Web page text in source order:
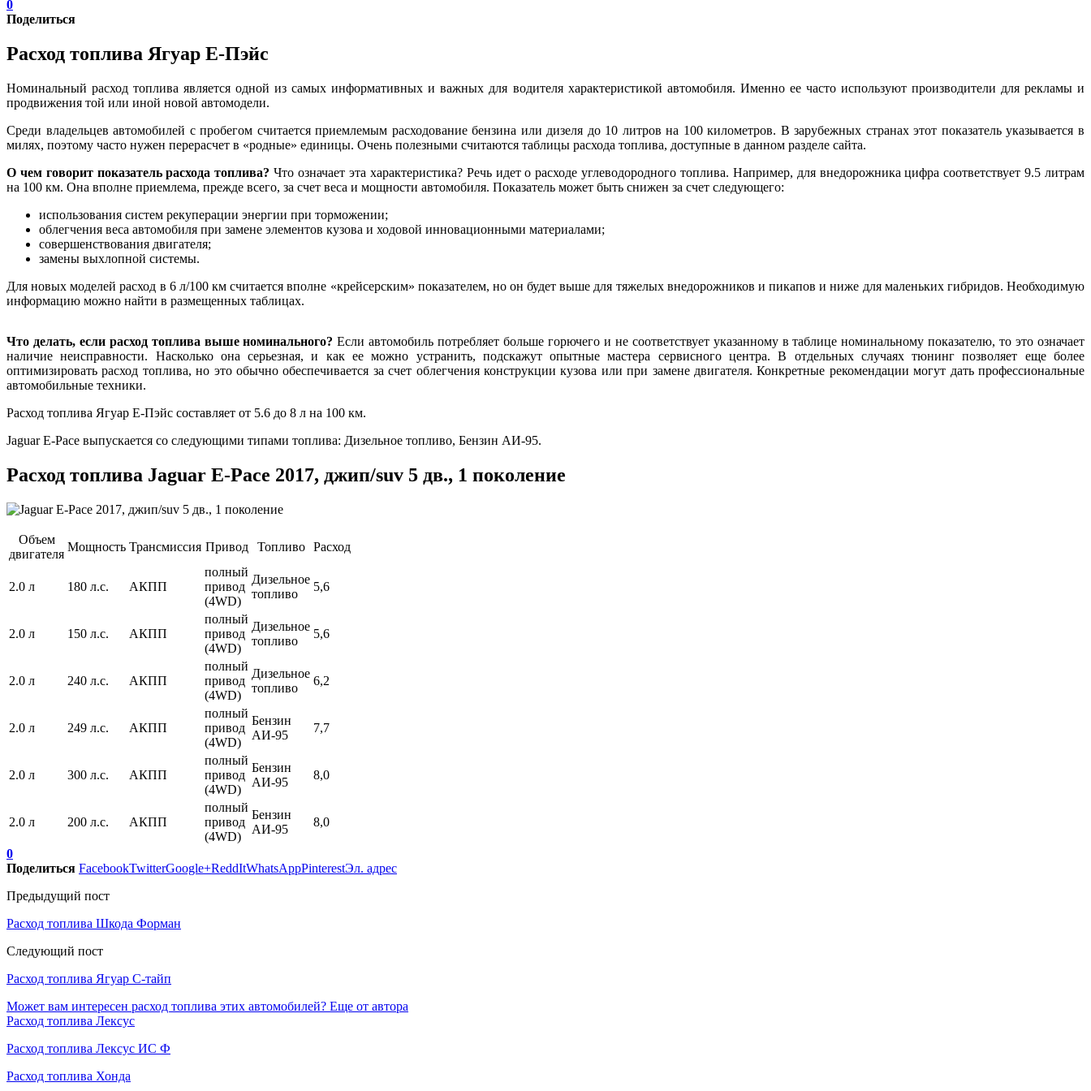
0
Поделиться
Расход топлива Ягуар Е-Пэйс
Номинальный расход топлива является одной из самых информативных и важных для водителя характеристикой автомобиля. Именно ее часто используют производители для рекламы и
продвижения той или иной новой автомодели.
Среди владельцев автомобилей с пробегом считается приемлемым расходование бензина или дизеля до 10 литров на 100 километров. В зарубежных странах этот показатель указывается в
милях, поэтому часто нужен перерасчет в «родные» единицы. Очень полезными считаются таблицы расхода топлива, доступные в данном разделе сайта.
О чем говорит показатель расхода топлива? Что означает эта характеристика? Речь идет о расходе углеводородного топлива. Например, для внедорожника цифра соответствует 9.5 литрам
на 100 км. Она вполне приемлема, прежде всего, за счет веса и мощности автомобиля. Показатель может быть снижен за счет следующего:
использования систем рекуперации энергии при торможении;
облегчения веса автомобиля при замене элементов кузова и ходовой инновационными материалами;
совершенствования двигателя;
замены выхлопной системы.
Для новых моделей расход в 6 л/100 км считается вполне «крейсерским» показателем, но он будет выше для тяжелых внедорожников и пикапов и ниже для маленьких гибридов. Необходимую
информацию можно найти в размещенных таблицах.
Что делать, если расход топлива выше номинального? Если автомобиль потребляет больше горючего и не соответствует указанному в таблице номинальному показателю, то это означает
наличие неисправности. Насколько она серьезная, и как ее можно устранить, подскажут опытные мастера сервисного центра. В отдельных случаях тюнинг позволяет еще более
оптимизировать расход топлива, но это обычно обеспечивается за счет облегчения конструкции кузова или при замене двигателя. Конкретные рекомендации могут дать профессиональные
автомобильные техники.
Расход топлива Ягуар Е-Пэйс составляет от 5.6 до 8 л на 100 км.
Jaguar E-Pace выпускается со следующими типами топлива: Дизельное топливо, Бензин АИ-95.
Расход топлива Jaguar E-Pace 2017, джип/suv 5 дв., 1 поколение
Объем
двигателя
Мощность Трансмиссия Привод Топливо Расход
2.0 л 180 л.с. АКПП
полный
привод
(4WD)
Дизельное
топливо
5,6
2.0 л 150 л.с. АКПП
полный
привод
(4WD)
Дизельное
топливо
5,6
2.0 л 240 л.с. АКПП
полный
привод
(4WD)
Дизельное
топливо
6,2
2.0 л 249 л.с. АКПП
полный
привод
(4WD)
Бензин
АИ-95
7,7
2.0 л 300 л.с. АКПП
полный
привод
(4WD)
Бензин
АИ-95
8,0
2.0 л 200 л.с. АКПП
полный
привод
(4WD)
Бензин
АИ-95
8,0
0
Поделиться FacebookTwitterGoogle+ReddItWhatsAppPinterestЭл. адрес
Предыдущий пост
Расход топлива Шкода Форман
Следующий пост
Расход топлива Ягуар С-тайп
Может вам интересен расход топлива этих автомобилей? Еще от автора
Расход топлива Лексус
Расход топлива Лексус ИС Ф
Расход топлива Хонда